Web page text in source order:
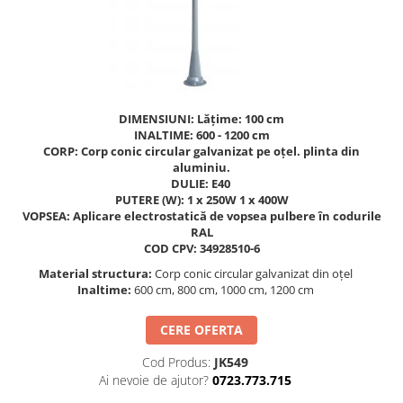
Panouri interactive educationale
Echipamente fitness pentru batrani
Echipamente fitness pentru copii
Echipamente Terenuri de Sport
Cosuri de baschet
Mese de Ping Pong
Brazi artificiali pentru exterior
Figurine de craciun pentru exterior
Globuri de craciun pentru exterior
Ornamente de craciun pentru
exterior
Reni de craciun pentru exterior
Panouri PUBLICITARE
DIMENSIUNI: Lățime: 100 cm
INALTIME: 600 - 1200 cm
CORP: Corp conic circular galvanizat pe oțel. plinta din
aluminiu.
DULIE: E40
PUTERE (W): 1 x 250W 1 x 400W
VOPSEA: Aplicare electrostatică de vopsea pulbere în codurile
RAL
COD CPV: 34928510-6
Material structura: Corp conic circular galvanizat din oțel
Inaltime: 600 cm, 800 cm, 1000 cm, 1200 cm
CERE OFERTA
Cod Produs: JK549
Ai nevoie de ajutor? 0723.773.715